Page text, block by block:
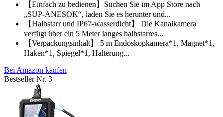
【Einfach zu bedienen】Suchen Sie im App Store nach
„SUP-ANESOK“, laden Sie es herunter und...
【Halbstarr und IP67-wasserdicht】 Die Kanalkamera
verfügt über ein 5 Meter langes halbstarres...
【Verpackungsinhalt】 5 m Endoskopkamera*1, Magnet*1,
Haken*1, Spiegel*1, Halterung...
Bei Amazon kaufen
Bestseller Nr. 3